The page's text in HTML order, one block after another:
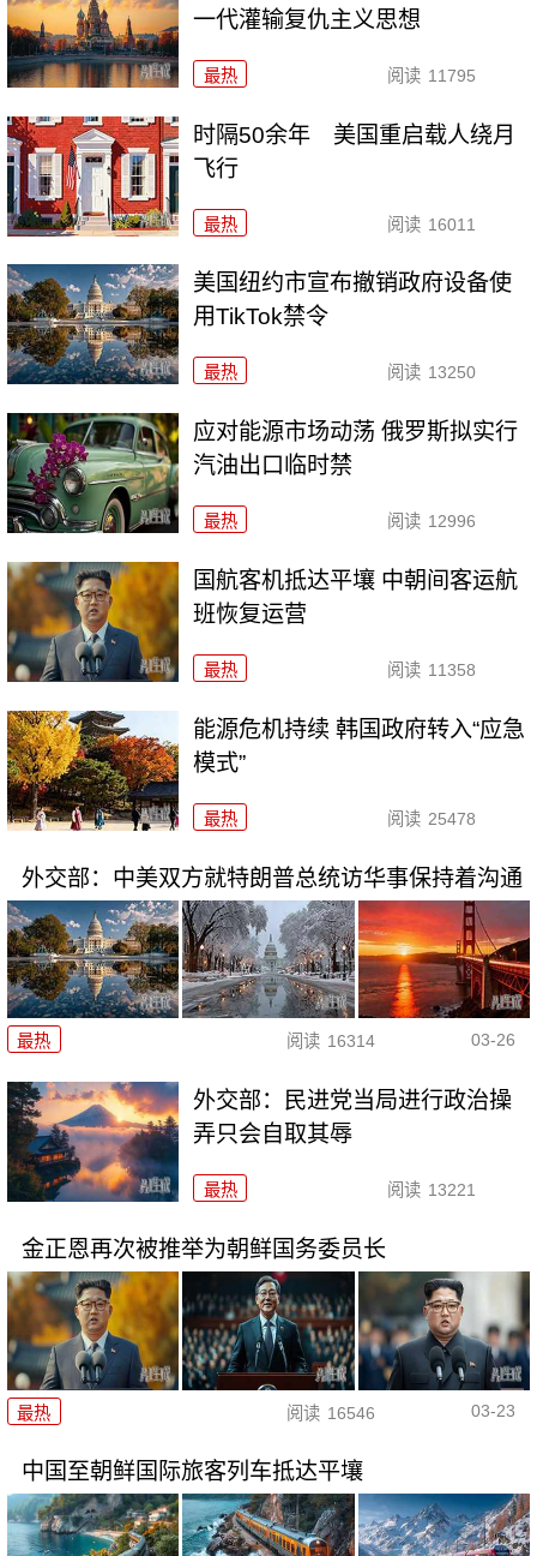
一代灌输复仇主义思想
最热 阅读 11795
时隔50余年 美国重启载人绕月
飞行
最热 阅读 16011
美国纽约市宣布撤销政府设备使
用TikTok禁令
最热 阅读 13250
应对能源市场动荡 俄罗斯拟实行
汽油出口临时禁
最热 阅读 12996
国航客机抵达平壤 中朝间客运航
班恢复运营
最热 阅读 11358
能源危机持续 韩国政府转入“应急
模式”
最热 阅读 25478
外交部：中美双方就特朗普总统访华事保持着沟通
最热 阅读 16314 03-26
外交部：民进党当局进行政治操
弄只会自取其辱
最热 阅读 13221
金正恩再次被推举为朝鲜国务委员长
最热 阅读 16546 03-23
中国至朝鲜国际旅客列车抵达平壤